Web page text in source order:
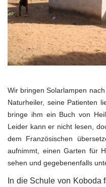
Wir bringen Solarlampen
Naturheiler, seine Patienten
bringe ihm ein Buch von
Leider kann er nicht lesen,
dem Französischen
aufnimmt, einen Garten für
sehen und gegebenenfalls
In die Schule von Koboda